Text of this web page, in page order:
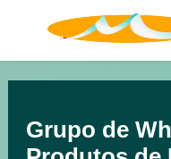
Blog
Glossário
Grupo de